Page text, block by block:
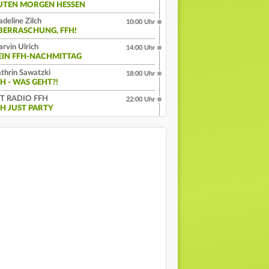
MORGEN HESSEN
Zilch
FFH!
10:00 Uhr
Ulrich
FFH-NACHMITTAG
14:00 Uhr
Sawatzki
- WAS GEHT?!
18:00 Uhr
RADIO FFH
JUST PARTY
22:00 Uhr